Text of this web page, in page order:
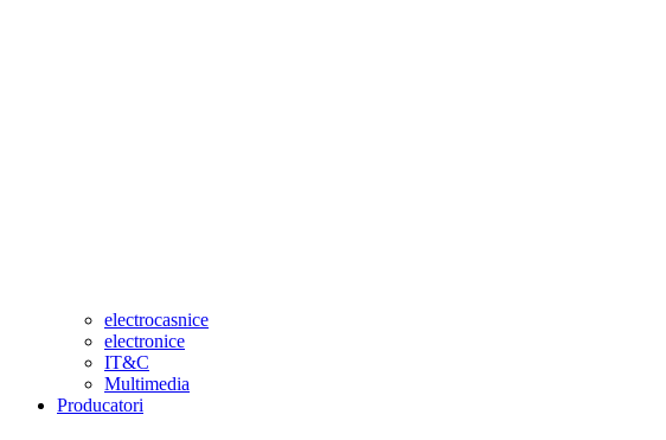
electrocasnice
electronice
IT&C
Multimedia
Producatori